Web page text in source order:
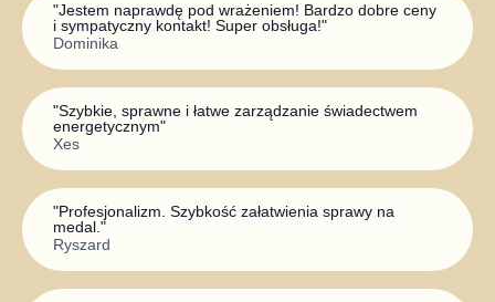
"Jestem naprawdę pod wrażeniem! Bardzo dobre ceny
i sympatyczny kontakt! Super obsługa!"
Dominika
"Szybkie, sprawne i łatwe zarządzanie świadectwem
energetycznym"
Xes
"Profesjonalizm. Szybkość załatwienia sprawy na
medal."
Ryszard